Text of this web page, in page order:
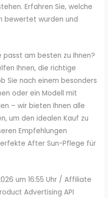
Erfahren Sie, welche
bewertet wurden und
passt am besten zu Ihnen?
Ihnen, die richtige
Sie nach einem besonders
oder ein Modell mit
– wir bieten Ihnen alle
um den idealen Kauf zu
Empfehlungen
After Sun-Pflege für
um 16:55 Uhr / Affiliate
Advertising API